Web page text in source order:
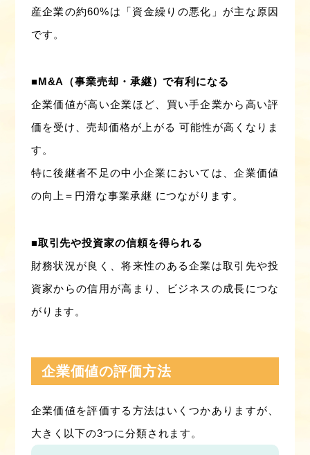
産企業の約60%は「資金繰りの悪化」が主な原因
です。
■M&A（事業売却・承継）で有利になる
企業価値が高い企業ほど、買い手企業から高い評
価を受け、売却価格が上がる 可能性が高くなりま
す。
特に後継者不足の中小企業においては、企業価値
の向上＝円滑な事業承継 につながります。
■取引先や投資家の信頼を得られる
財務状況が良く、将来性のある企業は取引先や投
資家からの信用が高まり、ビジネスの成長につな
がります。
企業価値の評価方法
企業価値を評価する方法はいくつかありますが、
大きく以下の3つに分類されます。